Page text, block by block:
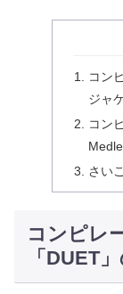
コン
ジャ
コン
さい
コンピレ
「DUET